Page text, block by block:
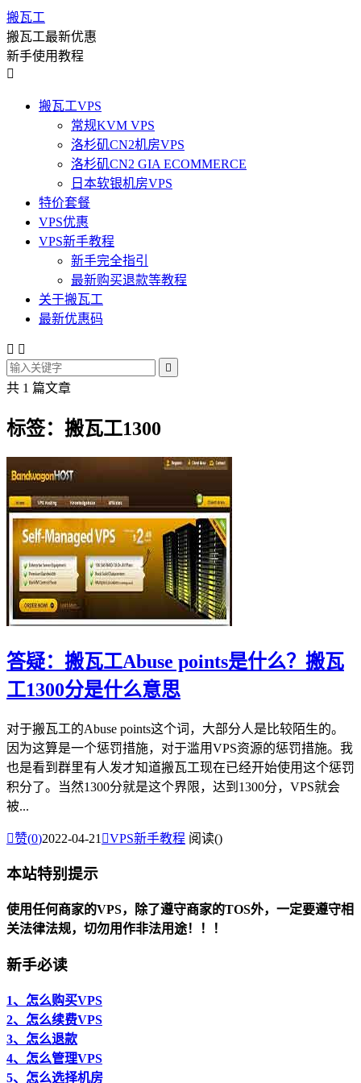
搬瓦工
搬瓦工最新优惠
新手使用教程

搬瓦工VPS
常规KVM VPS
洛杉矶CN2机房VPS
洛杉矶CN2 GIA ECOMMERCE
日本软银机房VPS
特价套餐
VPS优惠
VPS新手教程
新手完全指引
最新购买退款等教程
关于搬瓦工
最新优惠码
 

共 1 篇文章
标签：搬瓦工1300
答疑：搬瓦工Abuse points是什么？搬瓦
工1300分是什么意思
对于搬瓦工的Abuse points这个词，大部分人是比较陌生的。
因为这算是一个惩罚措施，对于滥用VPS资源的惩罚措施。我
也是看到群里有人发才知道搬瓦工现在已经开始使用这个惩罚
积分了。当然1300分就是这个界限，达到1300分，VPS就会
被...
赞(0)2022-04-21 VPS新手教程 阅读()
本站特别提示
使用任何商家的VPS，除了遵守商家的TOS外，一定要遵守相
关法律法规，切勿用作非法用途！！！
新手必读
1、怎么购买VPS
2、怎么续费VPS
3、怎么退款
4、怎么管理VPS
5、怎么选择机房